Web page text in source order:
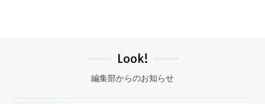
Look!
編集部からのお知らせ